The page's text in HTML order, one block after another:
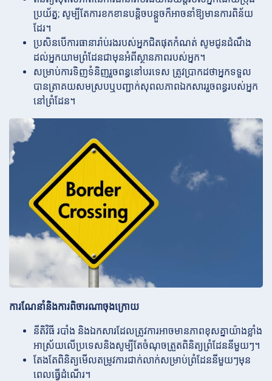
ប្រយ័ត្ន; សូម្បីតែការខកខានបន្តិចបន្តួចក៏អាចនាំឱ្យមានការពិន័យ
ដែរ។
ប្រសិនបើការធានារ៉ាប់រងរបស់អ្នកជិតផុតកំណត់ សូមជូនដំណឹង
ដល់អ្នកយាមព្រំដែនជាមុនអំពីស្ថានភាពរបស់អ្នក។
សម្រាប់ការទិញទំនិញរួចពន្ធនៅបរទេស ត្រូវប្រាកដថាអ្នកទទួល
បានត្រាគយសមស្របឬបញ្ជាក់សុពលភាពឯកសាររួចពន្ធរបស់អ្នក
នៅព្រំដែន។
ការណែនាំនិងការពិចារណាចុងក្រោយ
នីតិវិធី របាំង និងឯកសារដែលត្រូវការអាចមានភាពខុសគ្នាយ៉ាងខ្លាំង
អាស្រ័យលើប្រទេសនិងសូម្បីតែចំណុចត្រួតពិនិត្យព្រំដែននីមួយៗ។
តែងតែពិនិត្យមើលតម្រូវការជាក់លាក់សម្រាប់ព្រំដែននីមួយៗមុន
ពេលធ្វើដំណើរ។